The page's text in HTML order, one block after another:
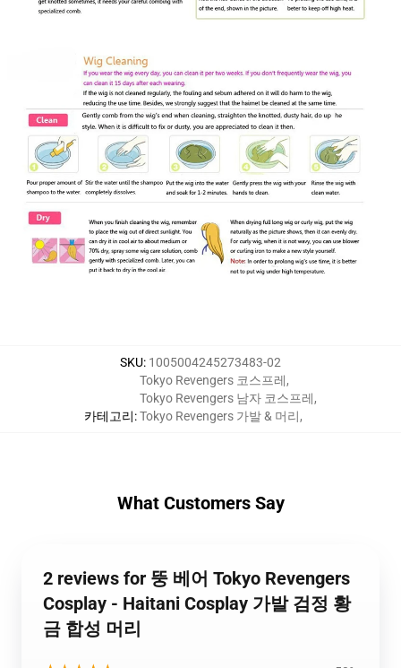
SKU: 1005004245273483-02
카테고리:
Tokyo Revengers 코스프레,
Tokyo Revengers 남자 코스프레,
Tokyo Revengers 가발 & 머리,
What Customers Say
2 reviews for 뚱 베어 Tokyo Revengers
Cosplay - Haitani Cosplay 가발 검정 황
금 합성 머리